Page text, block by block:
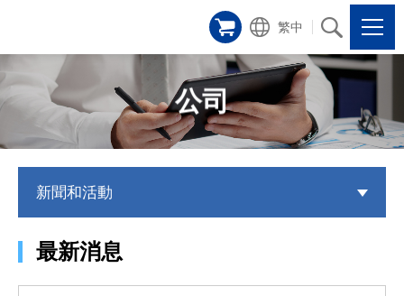
繁中
公司
新聞和活動
最新消息